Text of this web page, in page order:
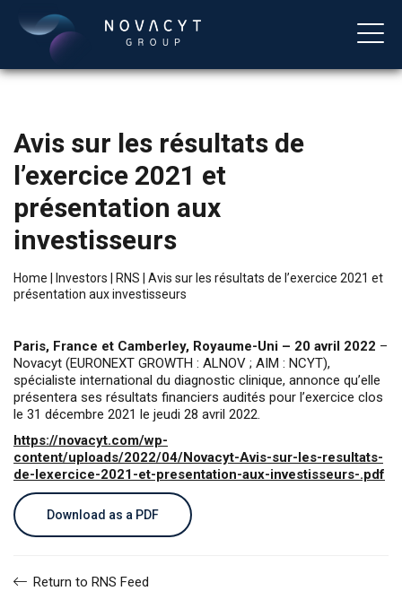
Avis sur les résultats de
l’exercice 2021 et
présentation aux
investisseurs
Home Investors RNS
Avis sur les résultats de l’exercice 2021 et
présentation aux investisseurs
Paris, France et Camberley, Royaume-Uni – 20 avril 2022 –
Novacyt (EURONEXT GROWTH : ALNOV ; AIM : NCYT),
spécialiste international du diagnostic clinique, annonce qu’elle
présentera ses résultats financiers audités pour l’exercice clos
le 31 décembre 2021 le jeudi 28 avril 2022.
https://novacyt.com/wp-
content/uploads/2022/04/Novacyt-Avis-sur-les-resultats-
de-lexercice-2021-et-presentation-aux-investisseurs-.pdf
Download as a PDF
Return to RNS Feed